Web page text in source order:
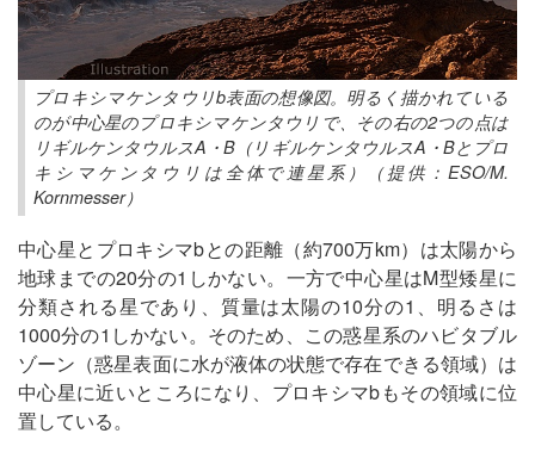
プロキシマケンタウリb表面の想像図。明るく描かれている
のが中心星のプロキシマケンタウリで、その右の2つの点は
リギルケンタウルスA・B（リギルケンタウルスA・Bとプロ
キシマケンタウリは全体で連星系）（提供：ESO/M.
Kornmesser）
中心星とプロキシマbとの距離（約700万km）は太陽から
地球までの20分の1しかない。一方で中心星はM型矮星に
分類される星であり、質量は太陽の10分の1、明るさは
1000分の1しかない。そのため、この惑星系のハビタブル
ゾーン（惑星表面に水が液体の状態で存在できる領域）は
中心星に近いところになり、プロキシマbもその領域に位
置している。